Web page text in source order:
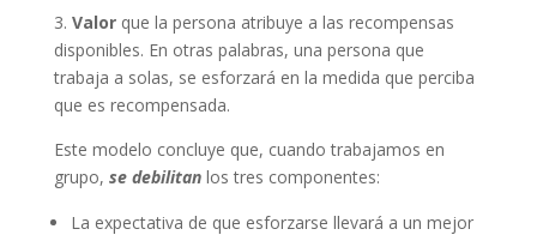
3. Valor que la persona atribuye a las recompensas
disponibles. En otras palabras, una persona que
trabaja a solas, se esforzará en la medida que perciba
que es recompensada.
Este modelo concluye que, cuando trabajamos en
grupo, se debilitan los tres componentes:
La expectativa de que esforzarse llevará a un mejor